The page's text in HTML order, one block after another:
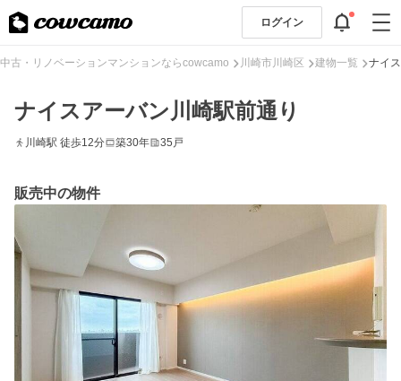
ログイン
中古・リノベーションマンションならcowcamo 川崎市川崎区 建物一覧 ナイ
ナイスアーバン川崎駅前通り
川崎駅 徒歩12分 築30年 35戸
販売中の物件